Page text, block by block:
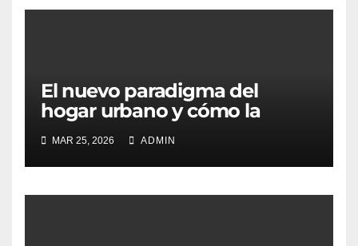
El nuevo paradigma del
hogar urbano y cómo la
personalización redefine el
bienestar en las grandes
ciudades
MAR 25, 2026 ADMIN